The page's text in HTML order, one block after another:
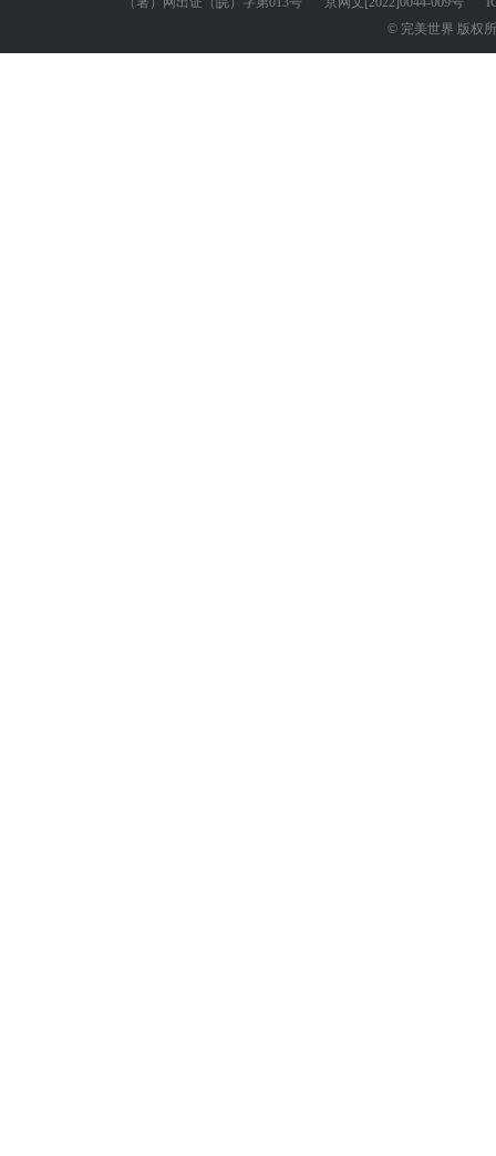
© 完美世界 版权所